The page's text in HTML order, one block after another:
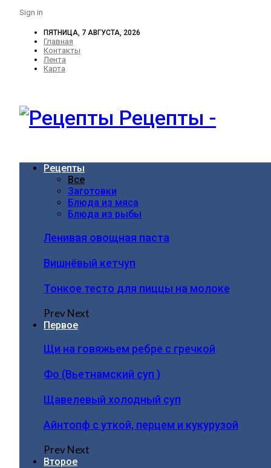
Sign in
ПЯТНИЦА, 7 АВГУСТА, 2026
Главная
Контакты
Лента
Карта
Рецепты -
Рецепты
Все
Заготовки
Блюда из мяса
Блюда из рыбы
Ленивая овощная паста
Вишнёвый кетчуп
Тонкое тесто для пиццы на молоке
PrevNext
Первое
Щи на говяжьем ребре с гречкой
Фо (Вьетнамский суп )
Щавелевый холодный суп
Айнтопф с уткой, перцем и кукурузой
PrevNext
Второе